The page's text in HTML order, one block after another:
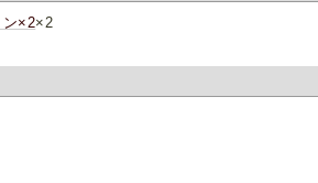
ン×2×2